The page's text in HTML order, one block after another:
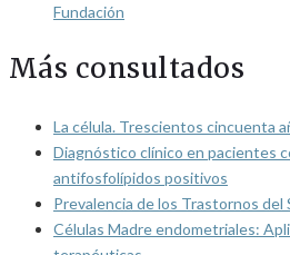
Fundación
Más consultados
La célula. Trescientos cincuenta
Diagnóstico clínico en pacientes
antifosfolípidos positivos
Prevalencia de los Trastornos
Células Madre endometriales: